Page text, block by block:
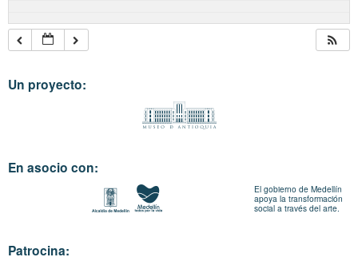
Un proyecto:
En asocio con:
El gobierno de Medellín
apoya la transformación
social a través del arte.
Patrocina: